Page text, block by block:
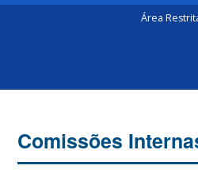
Área
Comissões